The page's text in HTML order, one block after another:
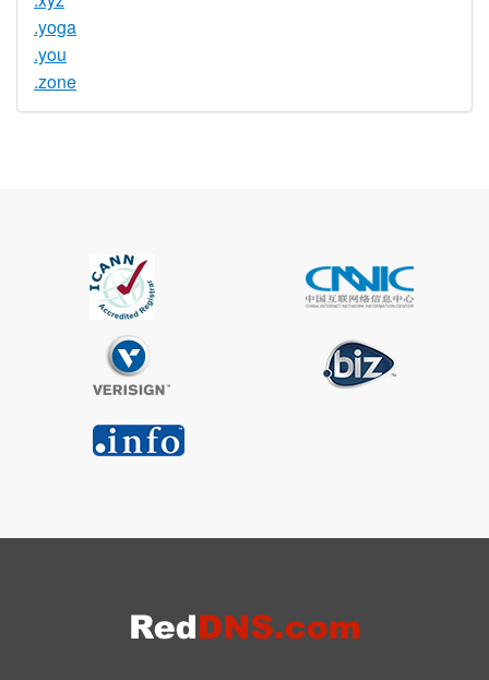
.yoga
.you
.zone